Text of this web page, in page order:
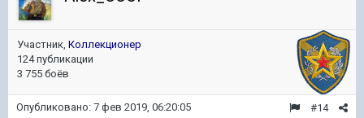
Участник, Коллекционер
124 публикации
3 755 боёв
#14
Опубликовано: 7 фев 2019, 06:20:05